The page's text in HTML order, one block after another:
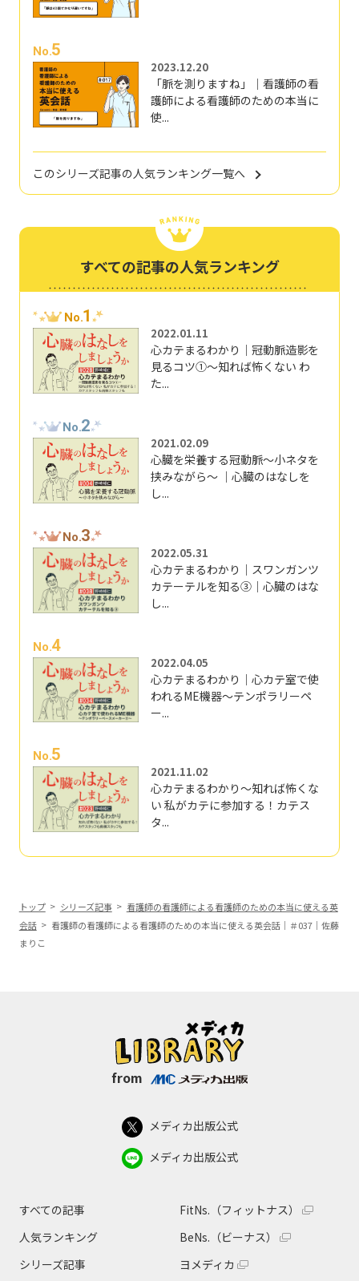
No.5
2023.12.20
「脈を測りますね」｜看護師の看
護師による看護師のための本当に
使...
このシリーズ記事の人気ランキング一覧へ
すべての記事の人気ランキング
No.1
2022.01.11
心カテまるわかり｜冠動脈造影を
見るコツ①～知れば怖くない わ
た...
No.2
2021.02.09
心臓を栄養する冠動脈～小ネタを
挟みながら～ ｜心臓のはなしを
し...
No.3
2022.05.31
心カテまるわかり｜スワンガンツ
カテーテルを知る③｜心臓のはな
し...
No.4
2022.04.05
心カテまるわかり｜心カテ室で使
われるME機器～テンポラリーペ
ー...
No.5
2021.11.02
心カテまるわかり～知れば怖くな
い 私がカテに参加する！カテス
タ...
トップ シリーズ記事
看護師の看護師による看護師のための本当に使える英
会話
看護師の看護師による看護師のための本当に使える英会話｜＃037｜佐藤
まりこ
from
メディカ出版公式
メディカ出版公式
すべての記事
人気ランキング
シリーズ記事
FitNs.（フィットナス）
BeNs.（ビーナス）
ヨメディカ